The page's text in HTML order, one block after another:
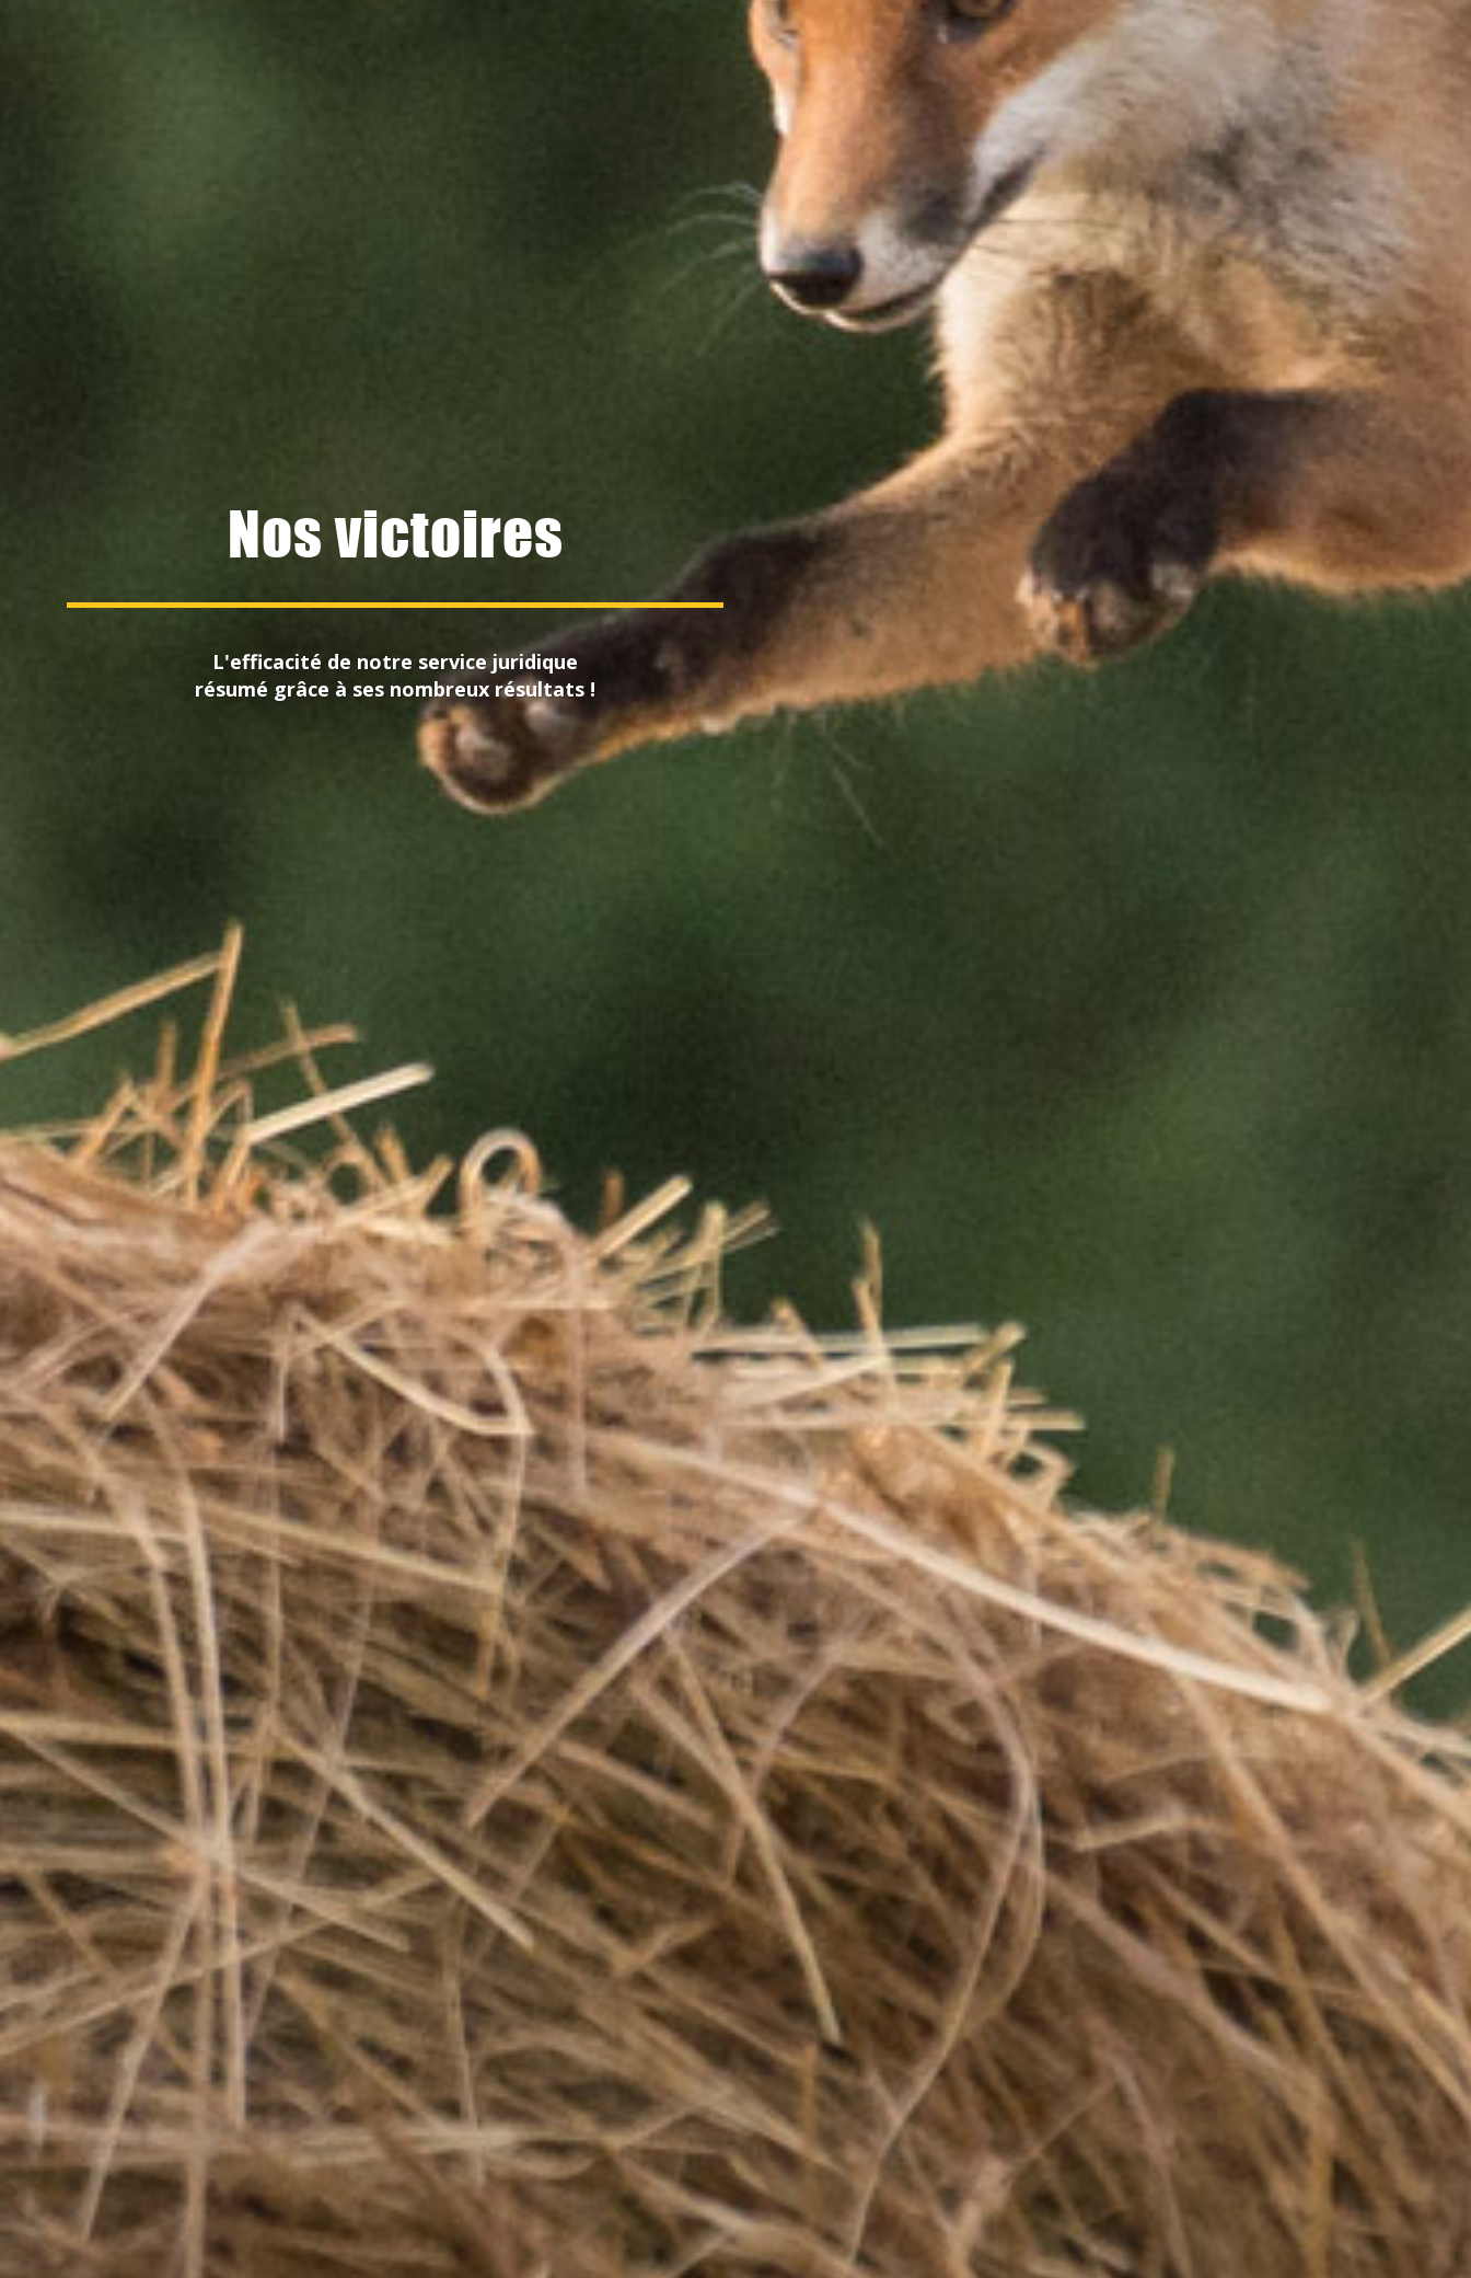
L'efficacité de notre service juridique
résumé grâce à ses nombreux résultats !
Nos victoires